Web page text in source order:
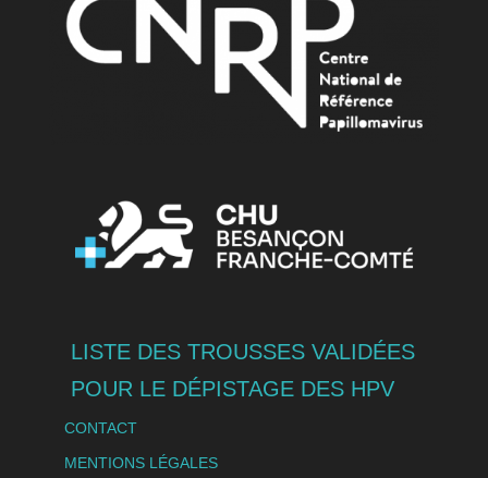
LISTE DES TROUSSES VALIDÉES
POUR LE DÉPISTAGE DES HPV
CONTACT
MENTIONS LÉGALES